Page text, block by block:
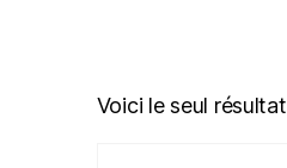
Voici le seul résultat